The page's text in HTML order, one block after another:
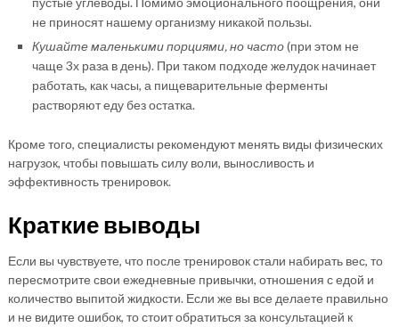
не приносят нашему организму никакой пользы.
Кушайте маленькими порциями, но часто(при этом не
чаще 3х раза в день). При таком подходе желудок начинает
работать, как часы, а пищеварительные ферменты
растворяют еду без остатка.
Кроме того, специалисты рекомендуют менять виды физических
нагрузок, чтобы повышать силу воли, выносливость и
эффективность тренировок.
Краткие выводы
Если вы чувствуете, что после тренировок стали набирать вес, то
пересмотрите свои ежедневные привычки, отношения с едой и
количество выпитой жидкости. Если же вы все делаете правильно
и не видите ошибок, то стоит обратиться за консультацией к